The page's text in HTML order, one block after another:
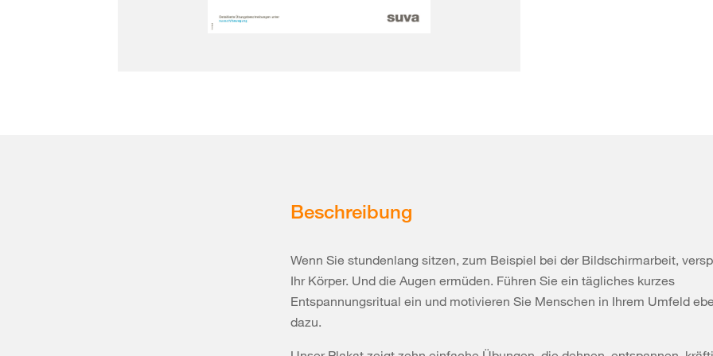
Beschreibung
Wenn Sie stundenlang sitzen, zum Beispiel bei der Bildschirmarbeit,
Ihr Körper. Und die Augen ermüden. Führen Sie ein tägliches kurzes
Entspannungsritual ein und motivieren Sie Menschen in Ihrem Umfeld
dazu.